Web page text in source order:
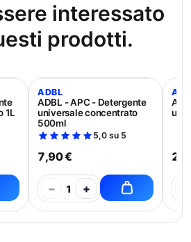
interessato
prodotti.
1L
ADBL
ADBL - APC - Detergente
universale concentrato
500ml
5,0 su 5
7,90 €
− 1 +